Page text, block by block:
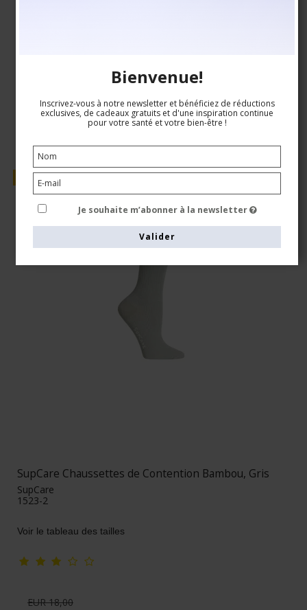
Voir le produit
Vente
SupCare Chaussettes de Contention Bambou, Gris
SupCare
1523-2
Voir le tableau des tailles
EUR 18,00
Bienvenue!
Inscrivez-vous à notre newsletter et bénéficiez de réductions
exclusives, de cadeaux gratuits et d'une inspiration continue
pour votre santé et votre bien-être !
Je souhaite m’abonner à la newsletter
Valider